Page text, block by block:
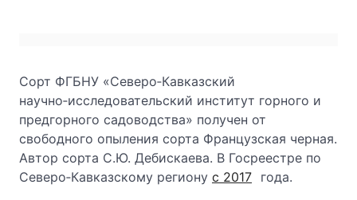
Сорт ФГБНУ «Северо‑Кавказский
научно‑исследовательский институт горного и
предгорного садоводства» получен от
свободного опыления сорта Французская черная.
Автор сорта С.Ю. Дебискаева. В Госреестре по
Северо‑Кавказскому региону с 2017 года.